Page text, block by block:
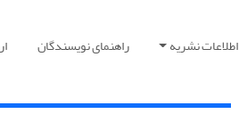
اطلاعات نشریه راهنمای نویسندگان